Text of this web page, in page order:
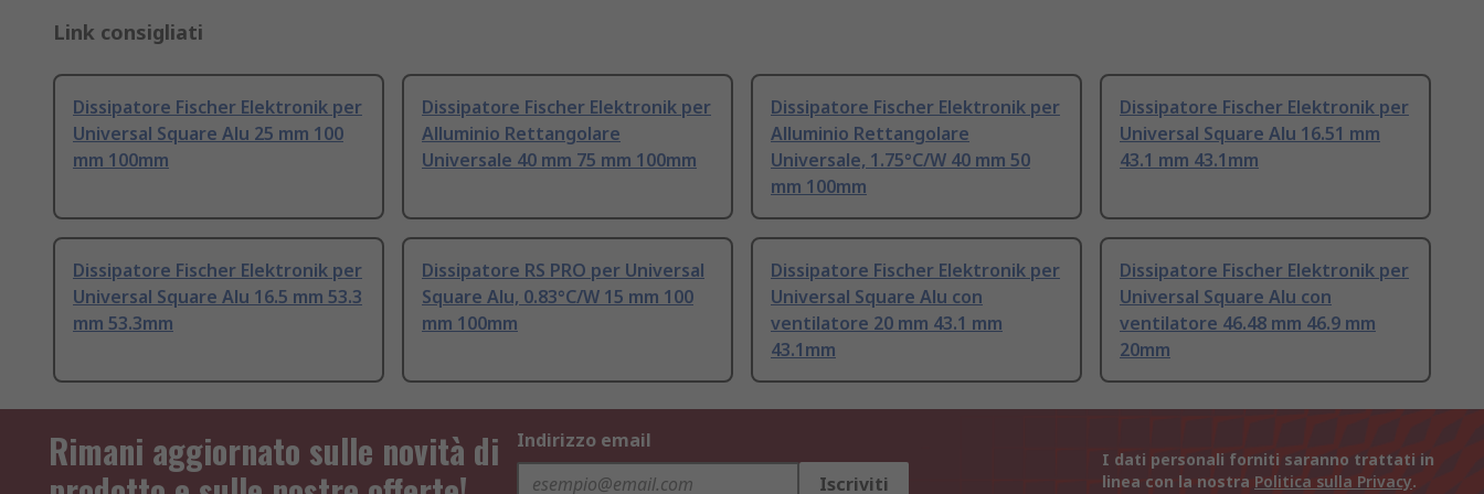
Link consigliati
Dissipatore Fischer Elektronik per
Universal Square Alu 25 mm 100
mm 100mm
Dissipatore Fischer Elektronik per
Alluminio Rettangolare
Universale 40 mm 75 mm 100mm
Dissipatore Fischer Elektronik per
Alluminio Rettangolare
Universale, 1.75°C/W 40 mm 50
mm 100mm
Dissipatore Fischer Elektronik per
Universal Square Alu 16.51 mm
43.1 mm 43.1mm
Dissipatore Fischer Elektronik per
Universal Square Alu 16.5 mm 53.3
mm 53.3mm
Dissipatore RS PRO per Universal
Square Alu, 0.83°C/W 15 mm 100
mm 100mm
Dissipatore Fischer Elektronik per
Universal Square Alu con
ventilatore 20 mm 43.1 mm
43.1mm
Dissipatore Fischer Elektronik per
Universal Square Alu con
ventilatore 46.48 mm 46.9 mm
20mm
Rimani aggiornato sulle novità di
Indirizzo email
Iscriviti
I dati personali forniti saranno trattati in
linea con la nostra Politica sulla Privacy.